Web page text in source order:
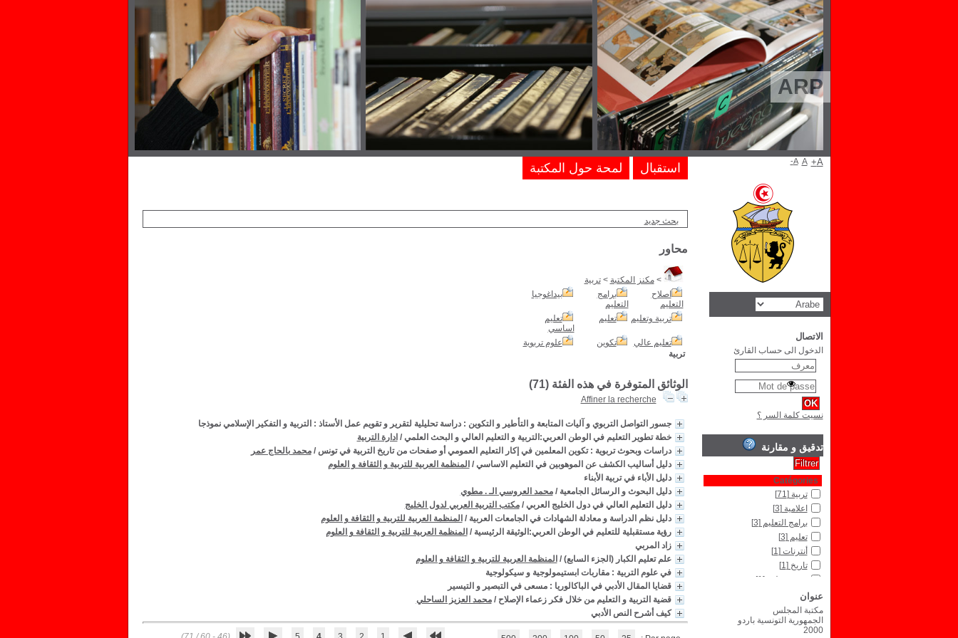
ARP
بحث جديد
محاور
>مكنز المكتبة >تربية
اصلاح
التعليم
برامج
التعليم
بيداغوجيا
تربية وتعليم تعليم
تعليم
اساسي
تعليم عالي
تكوين
علوم تربوية
تربية
الوثائق المتوفرة في هذه الفئة (71
)
Affiner la recherche
جسور التواصل التربوي و آليات المتابعة و التأطير و التكوين : دراسة تحليلية لتقرير و تقويم عمل الأستاذ : التربية و التفكير الإسلامي نموذجا
خطة تطوير التعليم في الوطن العربي:التربية و التعليم العالي و البحث العلمي / ادارة التربية
دراسات وبحوث تربوية : تكوين المعلمين في إكار التعليم العمومي أو صفحات من تاريخ التربية في تونس /محمد بالحاج عمر
دليل أساليب الكشف عن الموهوبين في التعليم الاساسي / المنظمة العربية للتربية و الثقافة و العلوم
دليل الأباء في تربية الأبناء
دليل البحوث و الرسائل الجامعية /محمد العروسي الـ . مطوي
دليل التعليم العالي في دول الخليج العربي /مكتب التربية العربي لدول الخليج
دليل نظم الدراسة و معادلة الشهادات في الجامعات العربية / المنظمة العربية للتربية و الثقافة و العلوم
رؤية مستقبلية للتعليم في الوطن العربي:الوثيقة الرئيسية / المنظمة العربية للتربية و الثقافة و العلوم
زاد المربي
علم تعليم الكبار (الجزء السابع) / المنظمة العربية للتربية و الثقافة و العلوم
في علوم التربية : مقاربات ابستيمولوجية و سيكولوجية
قضايا المقال الأدبي في الباكالوريا : مسعى في التبصير و التيسير
قضية التربية و التعليم من خلال فكر زعماء الإصلاح /محمد العزيز الساحلي
كيف أشرح النص الأدبي
استقبال لمحة حول المكتبة A- A A+
الاتصال
الدخول الى حساب القارئ
نسيت كلمة السر ؟
تدقيق و مقارنة
Catégories
تربية [71]
اعلامية [3]
برامج التعليم [3]
تعليم [3]
أنترنات [1]
تاريخ [1]
تربية وتعليم[1]
تعليم عالي
علوم[1]
Type de document
عنوان
مكتبة المجلس
الجمهورية التونسية باردو
2000